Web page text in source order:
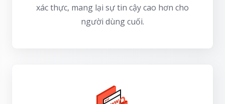
xác thực, mang lại sự tin cậy cao hơn cho
người dùng cuối.